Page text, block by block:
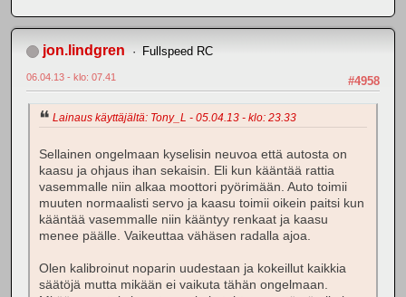
jon.lindgren Fullspeed RC
#4958
06.04.13 - klo: 07.41
Lainaus käyttäjältä: Tony_L - 05.04.13 - klo: 23.33
Sellainen ongelmaan kyselisin neuvoa että autosta on
kaasu ja ohjaus ihan sekaisin. Eli kun kääntää rattia
vasemmalle niin alkaa moottori pyörimään. Auto toimii
muuten normaalisti servo ja kaasu toimii oikein paitsi kun
kääntää vasemmalle niin kääntyy renkaat ja kaasu
menee päälle. Vaikeuttaa vähäsen radalla ajoa.
Olen kalibroinut noparin uudestaan ja kokeillut kaikkia
säätöjä mutta mikään ei vaikuta tähän ongelmaan.